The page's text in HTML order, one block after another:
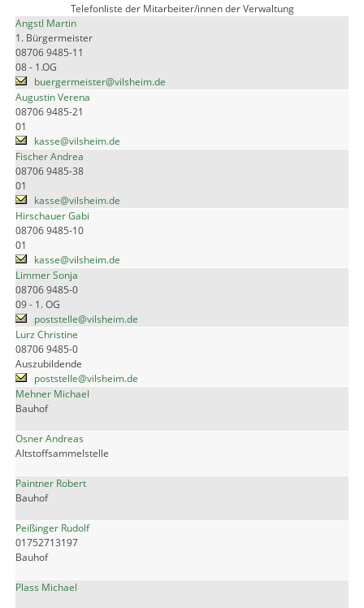
Telefonliste der Mitarbeiter/innen der Verwaltung
Angstl Martin
1. Bürgermeister
08706 9485-11
08 - 1.OG
buergermeister@vilsheim.de
Augustin Verena
08706 9485-21
01
kasse@vilsheim.de
Fischer Andrea
08706 9485-38
01
kasse@vilsheim.de
Hirschauer Gabi
08706 9485-10
01
kasse@vilsheim.de
Limmer Sonja
08706 9485-0
09 - 1. OG
poststelle@vilsheim.de
Lurz Christine
08706 9485-0
Auszubildende
poststelle@vilsheim.de
Mehner Michael
Bauhof
Osner Andreas
Altstoffsammelstelle
Paintner Robert
Bauhof
Peißinger Rudolf
01752713197
Bauhof
Plass Michael